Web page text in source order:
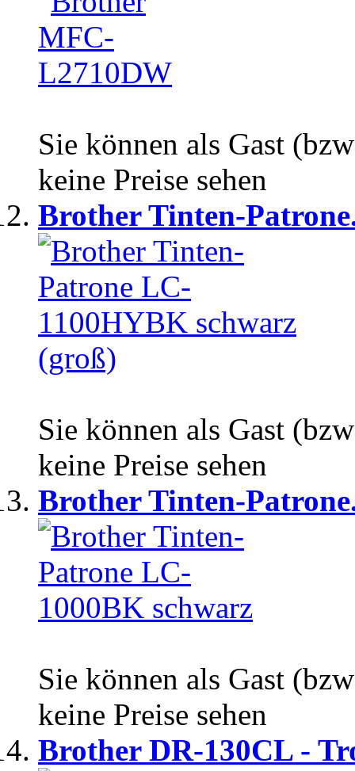
Sie können als Gast
keine Preise sehen
Brother Tinten-
Sie können als Gast
keine Preise sehen
Brother Tinten-
Sie können als Gast
keine Preise sehen
Brother DR-130CL -